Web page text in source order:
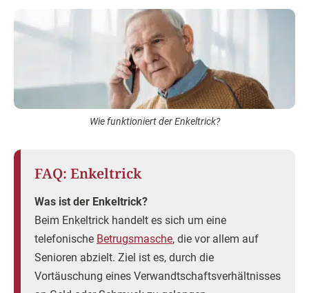
Wie funktioniert der Enkeltrick?
FAQ: Enkeltrick
Was ist der Enkeltrick?
Beim Enkeltrick handelt es sich um eine
telefonische Betrugsmasche, die vor allem auf
Senioren abzielt. Ziel ist es, durch die
Vortäuschung eines Verwandtschaftsverhältnisses